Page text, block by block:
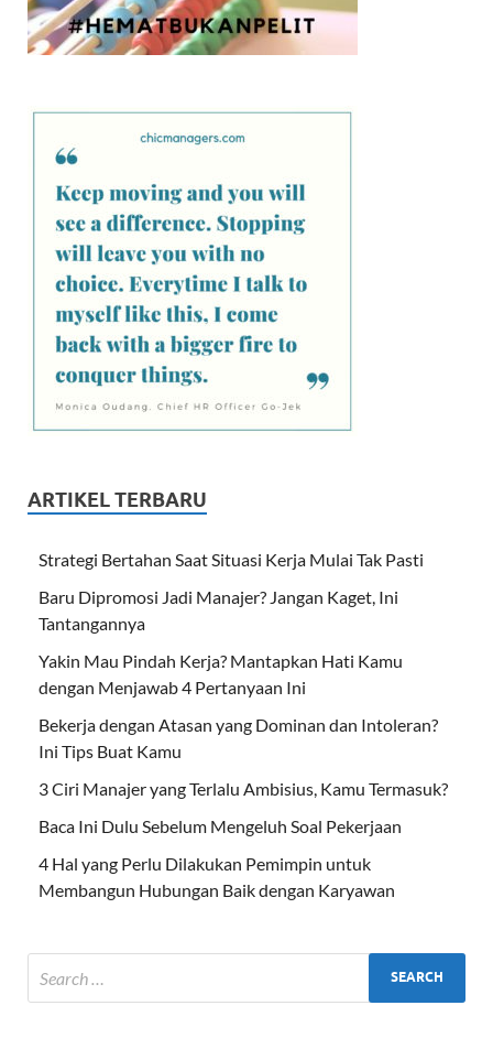
ARTIKEL TERBARU
Strategi Bertahan Saat Situasi Kerja Mulai Tak Pasti
Baru Dipromosi Jadi Manajer? Jangan Kaget, Ini
Tantangannya
Yakin Mau Pindah Kerja? Mantapkan Hati Kamu
dengan Menjawab 4 Pertanyaan Ini
Bekerja dengan Atasan yang Dominan dan Intoleran?
Ini Tips Buat Kamu
3 Ciri Manajer yang Terlalu Ambisius, Kamu Termasuk?
Baca Ini Dulu Sebelum Mengeluh Soal Pekerjaan
4 Hal yang Perlu Dilakukan Pemimpin untuk
Membangun Hubungan Baik dengan Karyawan